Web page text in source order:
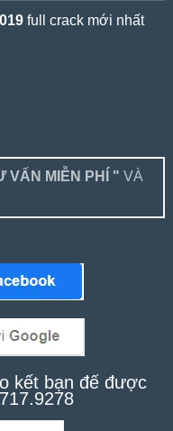
full crack mới nhất
VẤN MIỄN PHÍ " VÀ
kết bạn để được